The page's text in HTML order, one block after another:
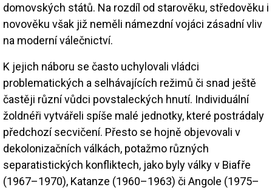
domovských států. Na rozdíl od starověku, středověku i
novověku však již neměli námezdní vojáci zásadní vliv
na moderní válečnictví.
K jejich náboru se často uchylovali vládci
problematických a selhávajících režimů či snad ještě
častěji různí vůdci povstaleckých hnutí. Individuální
žoldnéři vytvářeli spíše malé jednotky, které postrádaly
předchozí secvičení. Přesto se hojně objevovali v
dekolonizačních válkách, potažmo různých
separatistických konfliktech, jako byly války v Biafře
(1967–1970), Katanze (1960–1963) či Angole (1975–